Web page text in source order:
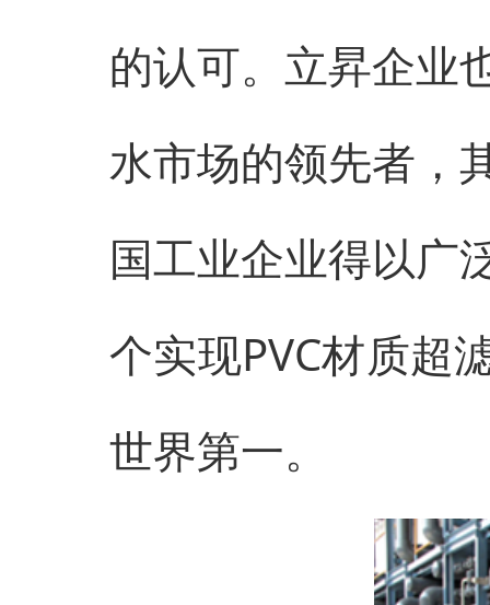
的认可。立昇企业
水市场的领先者，
国工业企业得以广
个实现PVC材质超
世界第一。